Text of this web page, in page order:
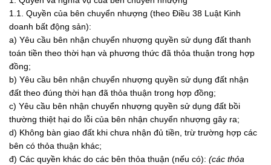
1.1. Quyền của bên chuyển nhượng (theo Điều 38 Luật Kinh
doanh bất động sản):
a) Yêu cầu bên nhận chuyển nhượng quyền sử dụng đất thanh
toán tiền theo thời hạn và phương thức đã thỏa thuận trong hợp
đồng;
b) Yêu cầu bên nhận chuyển nhượng quyền sử dụng đất nhận
đất theo đúng thời hạn đã thỏa thuận trong hợp đồng;
c) Yêu cầu bên nhận chuyển nhượng quyền sử dụng đất bồi
thường thiệt hại do lỗi của bên nhận chuyển nhượng gây ra;
d) Không bàn giao đất khi chưa nhận đủ tiền, trừ trường hợp các
bên có thỏa thuận khác;
đ) Các quyền khác do các bên thỏa thuận (nếu có): (các thỏa